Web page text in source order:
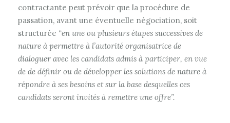
contractante peut prévoir que la procédure de
passation, avant une éventuelle négociation, soit
structurée “en une ou plusieurs étapes successives de
nature à permettre à l’autorité organisatrice de
dialoguer avec les candidats admis à participer, en vue
de de définir ou de développer les solutions de nature à
répondre à ses besoins et sur la base desquelles ces
candidats seront invités à remettre une offre”.